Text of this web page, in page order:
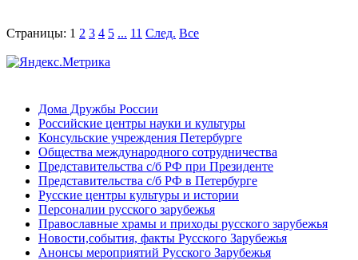
Страницы: 1 2 3 4 5 ... 11 След. Все
Дома Дружбы России
Российские центры науки и культуры
Консульские учреждения Петербурге
Общества международного сотрудничества
Представительства с/б РФ при Президенте
Представительства с/б РФ в Петербурге
Русские центры культуры и истории
Персоналии русского зарубежья
Православные храмы и приходы русского зарубежья
Новости,события, факты Русского Зарубежья
Анонсы мероприятий Русского Зарубежья